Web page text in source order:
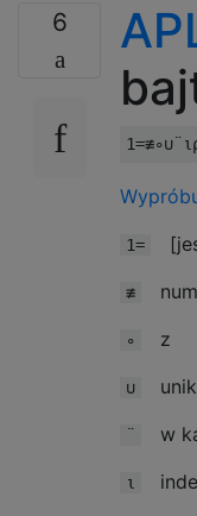
6
1
1=
≢
∘ z
∪
¨ w
⍳